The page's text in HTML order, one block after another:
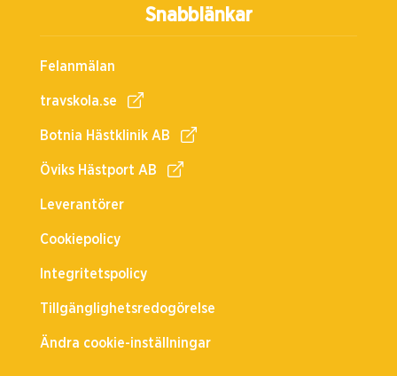
Snabblänkar
Felanmälan
travskola.se
Botnia Hästklinik AB
Öviks Hästport AB
Leverantörer
Cookiepolicy
Integritetspolicy
Tillgänglighetsredogörelse
Ändra cookie-inställningar